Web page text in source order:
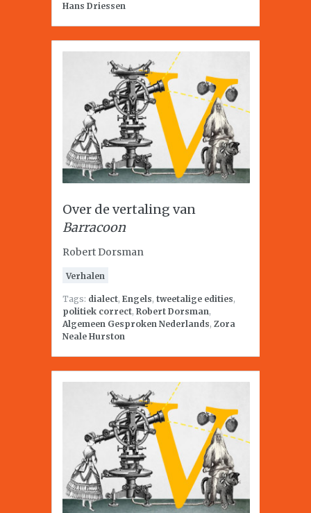
Hans Driessen
Over de vertaling van
Barracoon
Robert Dorsman
Verhalen
Tags: dialect, Engels, tweetalige edities,
politiek correct, Robert Dorsman,
Algemeen Gesproken Nederlands, Zora
Neale Hurston